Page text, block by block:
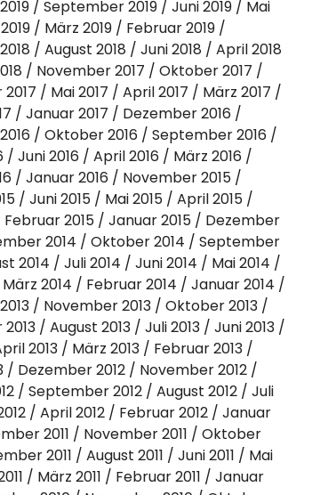
September 2019 Juni 2019
Mai
März 2019
Februar 2019
August 2018 Juni 2018
April 2018
November 2017
Oktober 2017
Mai 2017 April 2017
März 2017
Januar 2017
Dezember 2016
Oktober 2016
September 2016
Juni 2016 April 2016
März 2016
Januar 2016
November 2015
Juni 2015 Mai 2015
April 2015
Februar 2015 Januar 2015
Dezember
2014 Oktober 2014
September
2014 Juli 2014 Juni 2014
Mai 2014
März 2014 Februar 2014
Januar 2014
November 2013
Oktober 2013
August 2013 Juli 2013
Juni 2013
2013 März 2013
Februar 2013
Dezember 2012
November 2012
September 2012 August 2012
Juli
April 2012 Februar 2012
Januar
2011 November 2011
Oktober
2011 August 2011 Juni 2011
Mai
März 2011 Februar 2011
Januar